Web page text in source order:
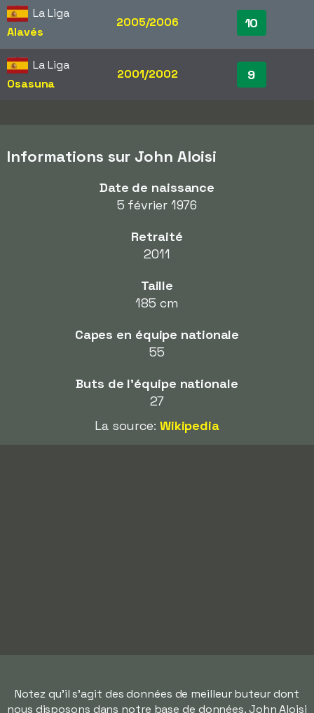
La Liga
Alavés
2005/2006 10
La Liga
Osasuna
2001/2002 9
Informations sur John Aloisi
Date de naissance
5 février 1976
Retraité
2011
Taille
185 cm
Capes en équipe nationale
55
Buts de l'équipe nationale
27
La source: Wikipedia
Notez qu'il s'agit des données de meilleur buteur dont
nous disposons dans notre base de données. John Aloisi